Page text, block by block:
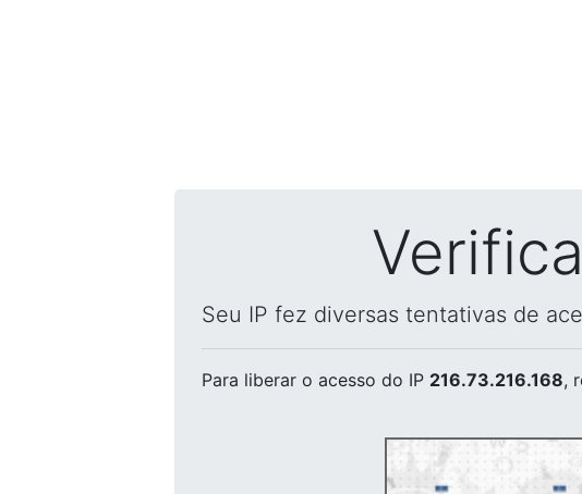
Seu IP fez diversas tentativas de
Para liberar o acesso do IP 216.73.216.168,